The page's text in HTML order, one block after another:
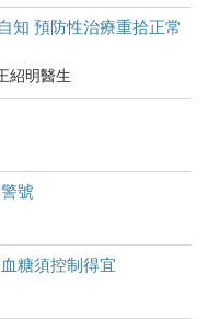
知 預防性治療重拾正常
紹明醫生
號
糖須控制得宜